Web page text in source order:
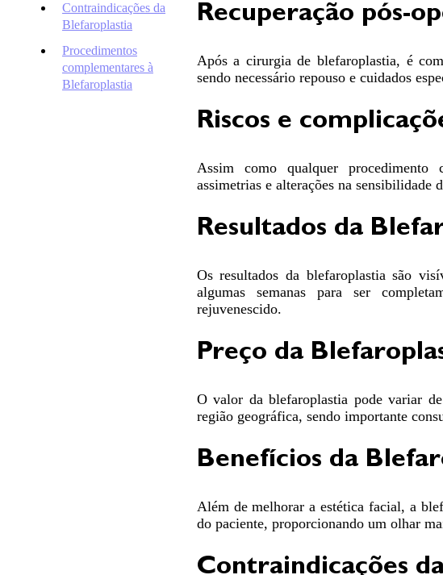
Contraindicações da
Blefaroplastia
Procedimentos
complementares à
Blefaroplastia
Recuperação pós-
Após a cirurgia de blefaroplastia, é
sendo necessário repouso e cuidados
Riscos e
Assim como qualquer procedimento
assimetrias e alterações na sensibilidade
Resultados da
Os resultados da blefaroplastia são
algumas semanas para ser
rejuvenescido.
Preço da
O valor da blefaroplastia pode variar
região geográfica, sendo importante
Benefícios da
Além de melhorar a estética facial, a
do paciente, proporcionando um olhar
Contraindicações